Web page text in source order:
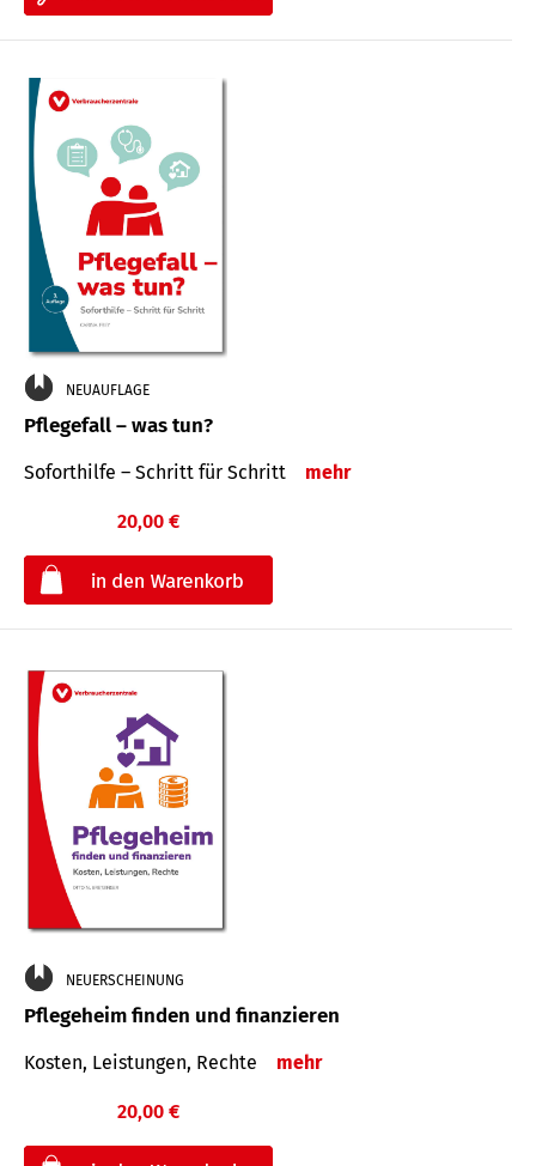
NEUAUFLAGE
Pflegefall – was tun?
Soforthilfe – Schritt für Schritt mehr
20,00 €
NEUERSCHEINUNG
Pflegeheim finden und finanzieren
Kosten, Leistungen, Rechte mehr
20,00 €